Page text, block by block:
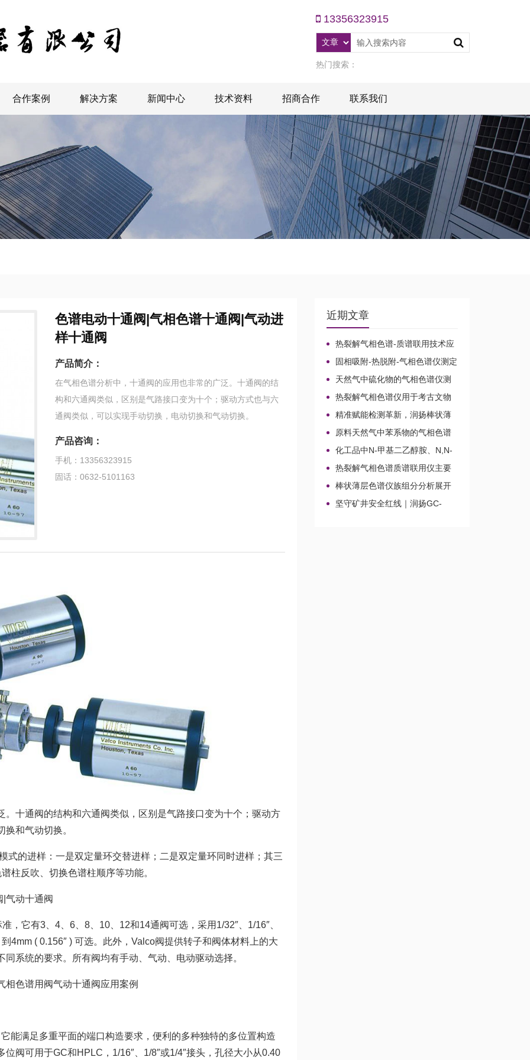
13356323915
热门搜索：
合作案例 解决方案 新闻中心 技术资料 招商合作 联系我们
色谱电动十通阀|气相色谱十通阀|气动进
样十通阀
产品简介：
在气相色谱分析中，十通阀的应用也非常的广泛。十通阀的结
构和六通阀类似，区别是气路接口变为十个；驱动方式也与六
通阀类似，可以实现手动切换，电动切换和气动切换。
产品咨询：
手机：13356323915
固话：0632-5101163
十通阀的结构和六通阀类似，区别是气路接口变为十个；驱动方
和气动切换。
式的进样：一是双定量环交替进样；二是双定量环同时进样；其三
柱反吹、切换色谱柱顺序等功能。
气动十通阀
，它有3、4、6、8、10、12和14通阀可选，采用1/32″、1/16″、
4mm ( 0.156″ ) 可选。此外，Valco阀提供转子和阀体材料上的大
系统的要求。所有阀均有手动、气动、电动驱动选择。
相色谱用阀气动十通阀应用案例
能满足多重平面的端口构造要求，便利的多种独特的多位置构造
阀可用于GC和HPLC，1/16″、1/8″或1/4″接头，孔径大小从0.40
近期文章
热裂解气相色谱-质谱联用技术应
用于贝叶经木质纤维素的微生物降
解机理
固相吸附-热脱附-气相色谱仪测定
无组织排放空气中15种乙酸酯类化
合物的含量
天然气中硫化物的气相色谱仪测
定方法比较及分析方法新技术
热裂解气相色谱仪用于考古文物
鉴定和古建筑材料分析
精准赋能检测革新，润扬棒状薄
层色谱仪铸就国产分析新标杆
原料天然气中苯系物的气相色谱
仪分析路线
化工品中N-甲基二乙醇胺、N,N-
二甲基乙醇胺、N-乙基二乙醇胺和
三乙醇胺的气相色谱仪测定
热裂解气相色谱质谱联用仪主要
应用领域
棒状薄层色谱仪族组分分析展开
剂的选择
坚守矿井安全红线｜润扬GC-